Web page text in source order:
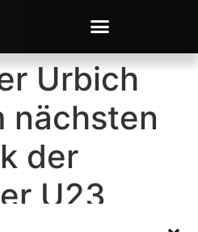
Urbich
der
U23